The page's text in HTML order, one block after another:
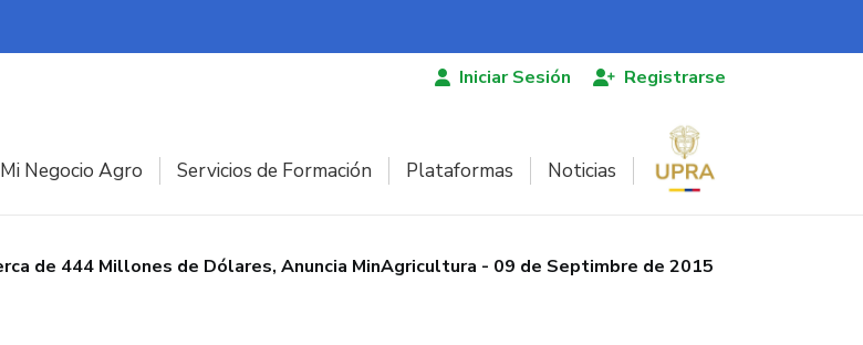
Iniciar Sesión Registrarse
Mi Negocio Agro Servicios de Formación Plataformas Noticias
de 444 Millones de Dólares, Anuncia MinAgricultura - 09 de Septimbre de 2015